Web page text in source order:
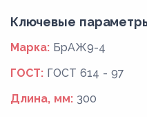
Ключевые
Марка: БрАЖ9-4
ГОСТ: ГОСТ 614 - 97
Длина, мм: 300